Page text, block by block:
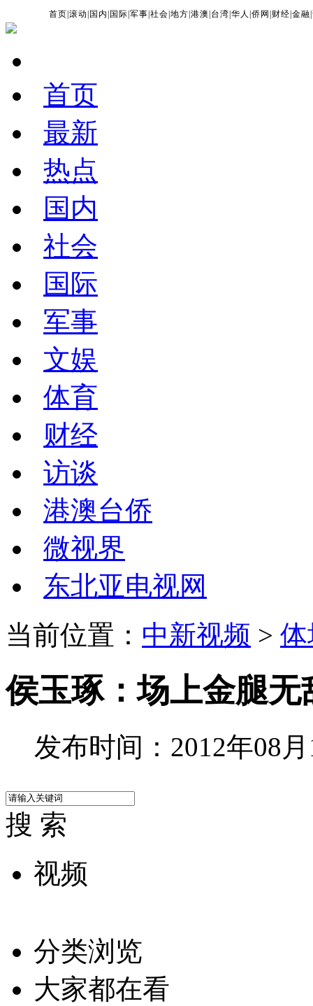
首页 |滚动 国内 国际 |军事 |社会 |地方 |港澳 台湾 |华人 |侨网 财经 |金融 |
首页
最新
热点
国内
社会
国际
军事
文娱
体育
财经
访谈
港澳台侨
微视界
东北亚电视网
当前位置： 中新视频 >
侯玉琢：场上金腿
发布时间：2012年08
搜 索
视频
分类浏览
大家都在看